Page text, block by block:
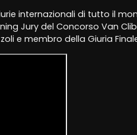
internazionali di tutto il
Jury del Concorso Van
e membro della Giuria